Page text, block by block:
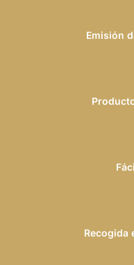
Emisión
Recogida